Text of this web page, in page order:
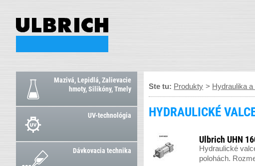
Mazivá, Lepidlá, Zalievacie
hmoty, Silikóny, Tmely
UV-technológia
Dávkovacia technika
Ste tu: Produkty > Hydraulika
HYDRAULICKÉ
Ulbrich UHN
Hydraulické
polohách.